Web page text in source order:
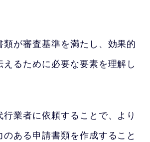
類が審査基準を満たし、効果的
えるために必要な要素を理解し
行業者に依頼することで、より
ある申請書類を作成すること